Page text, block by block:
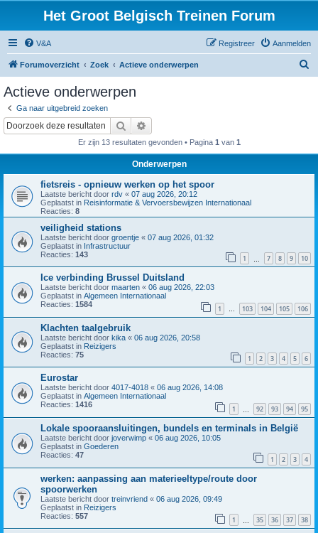
Het Groot Belgisch Treinen Forum
V&A Aanmelden
Registreer
Forumoverzicht Zoek Actieve onderwerpen
Actieve onderwerpen
Ga naar uitgebreid zoeken
Zoek
Er zijn 13 resultaten gevonden • Pagina 1 van 1
Onderwerpen
fietsreis - opnieuw werken op het spoor
Laatste bericht door rdv « 07 aug 2026, 20:12
Geplaatst in Reisinformatie & Vervoersbewijzen Internationaal
Reacties: 8
veiligheid stations
Laatste bericht door groentje « 07 aug 2026, 01:32
Geplaatst in Infrastructuur
Reacties: 143 1 7 8 9 10
Ice verbinding Brussel Duitsland
Laatste bericht door maarten « 06 aug 2026, 22:03
Geplaatst in Algemeen Internationaal
Reacties: 1584 1 … 103 104 105 106
Klachten taalgebruik
Laatste bericht door kika « 06 aug 2026, 20:58
Geplaatst in Reizigers
Reacties: 75 1 2 3 4 5 6
Eurostar
Laatste bericht door 4017-4018 « 06 aug 2026, 14:08
Geplaatst in Algemeen Internationaal
Reacties: 1416 1 92 93 94 95
Lokale spooraansluitingen, bundels en terminals in België
Laatste bericht door joverwimp « 06 aug 2026, 10:05
Geplaatst in Goederen
Reacties: 47 1 2 3 4
werken: aanpassing aan materieeltype/route door
spoorwerken
Laatste bericht door treinvriend « 06 aug 2026, 09:49
Geplaatst in Reizigers
Reacties: 557 1 35 36 37 38